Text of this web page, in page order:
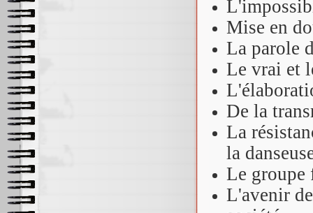
Mise en
La parole
Le vrai et
De la
La
la
Le groupe
L'avenir